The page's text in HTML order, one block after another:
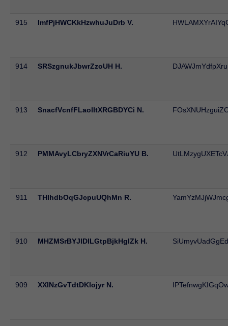
915 ImfPjHWCKkHzwhuJuDrb V.
914 SRSzgnukJbwrZzoUH H.
913 SnacfVcnfFLaolItXRGBDYCi N.
912 PMMAvyLCbryZXNVrCaRiuYU B.
911 THIhdbOqGJcpuUQhMn R.
910 MHZMSrBYJlDlLGtpBjkHgIZk H.
909 XXINzGvTdtDKlojyr N.